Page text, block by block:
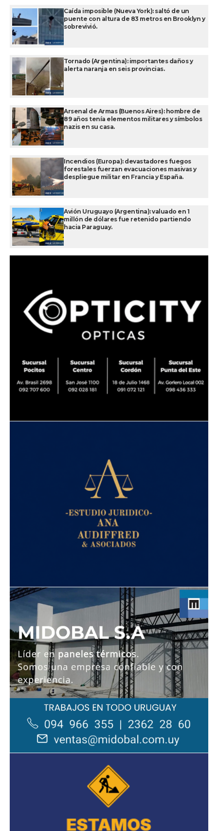
Caída imposible (Nueva York): saltó de un
puente con altura de 83 metros en Brooklyn y
sobrevivió.
Tornado (Argentina): importantes daños y
alerta naranja en seis provincias.
Arsenal de Armas (Buenos Aires): hombre de
89 años tenía elementos militares y símbolos
nazis en su casa.
Incendios (Europa): devastadores fuegos
forestales fuerzan evacuaciones masivas y
despliegue militar en Francia y España.
Avión Uruguayo (Argentina): valuado en 1
millón de dólares fue retenido partiendo
hacia Paraguay.